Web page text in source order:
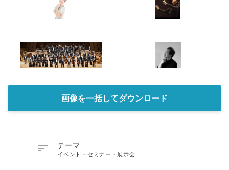
画像を一括してダウンロード
 テーマ
イベント・セミナー・展示会